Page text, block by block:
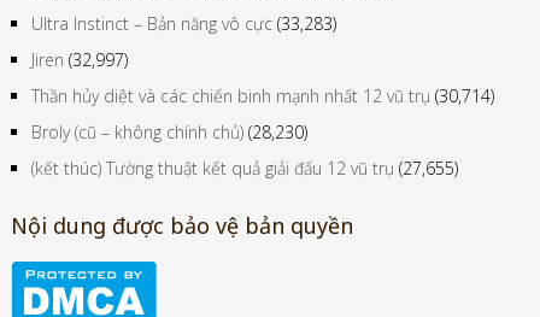
Ultra Instinct – Bản năng vô cực (33,283)
Jiren (32,997)
Thần hủy diệt và các chiến binh mạnh nhất 12 vũ trụ (30,714)
Broly (cũ – không chính chủ) (28,230)
(kết thúc) Tường thuật kết quả giải đấu 12 vũ trụ (27,655)
Nội dung được bảo vệ bản quyền